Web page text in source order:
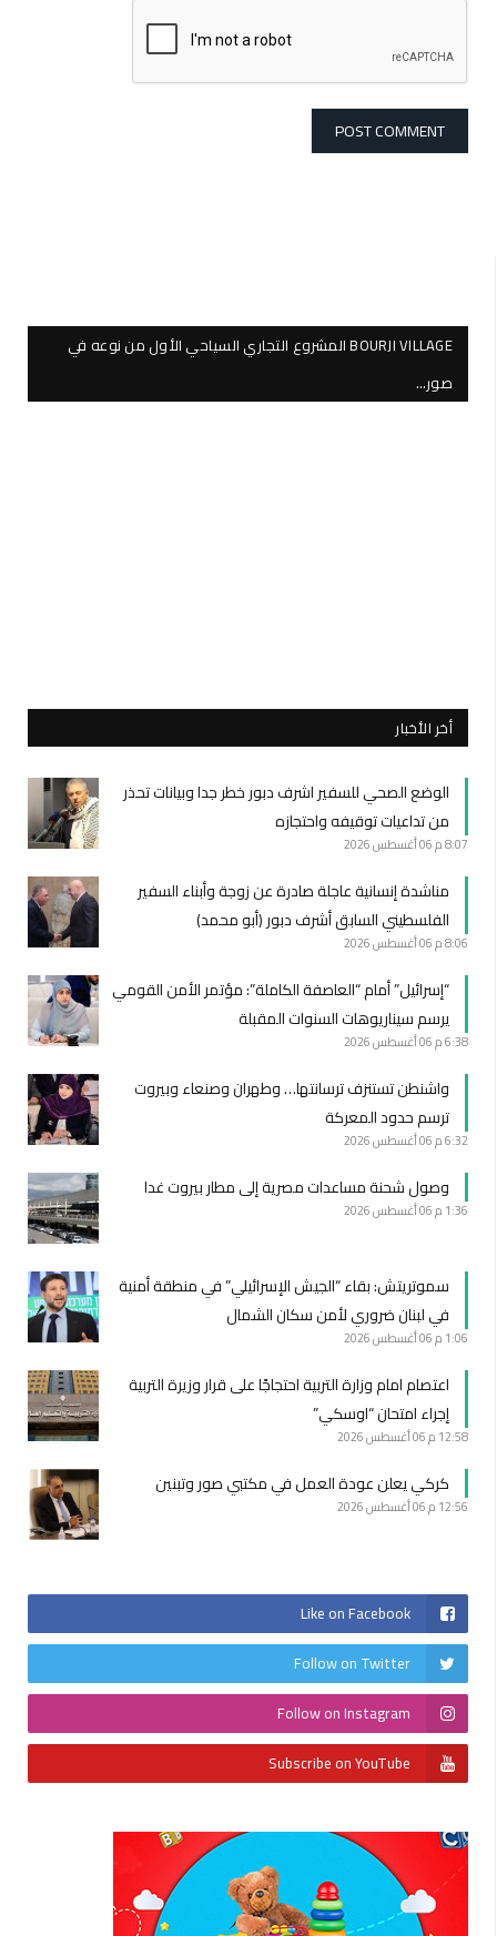
BOURJI VILLAGE المشروع التجاري السياحي الأول من نوعه في
صور…
أخر الأخبار
الوضع الصحي للسفير اشرف دبور خطر جدا وبيانات تحذر
من تداعيات توقيفه واحتجازه
8:07 م 06 أغسطس 2026
مناشدة إنسانية عاجلة صادرة عن زوجة وأبناء السفير
الفلسطيني السابق أشرف دبور (أبو محمد)
8:06 م 06 أغسطس 2026
“إسرائيل” أمام “العاصفة الكاملة”: مؤتمر الأمن القومي
يرسم سيناريوهات السنوات المقبلة
6:38 م 06 أغسطس 2026
واشنطن تستنزف ترسانتها… وطهران وصنعاء وبيروت
ترسم حدود المعركة
6:32 م 06 أغسطس 2026
وصول شحنة مساعدات مصرية إلى مطار بيروت غدا
1:36 م 06 أغسطس 2026
سموتريتش: بقاء “الجيش الإسرائيلي” في منطقة أمنية
في لبنان ضروري لأمن سكان الشمال
1:06 م 06 أغسطس 2026
اعتصام امام وزارة التربية احتجاجًا على قرار وزيرة التربية
إجراء امتحان “اوسكي”
12:58 م 06 أغسطس 2026
كركي يعلن عودة العمل في مكتبي صور وتبنين
12:56 م 06 أغسطس 2026
Like on Facebook
Follow on Twitter
Follow on Instagram
Subscribe on YouTube